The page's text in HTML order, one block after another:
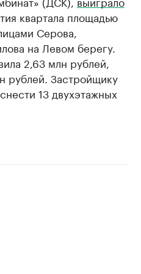
квартала площадью
Серова,
на Левом берегу.
2,63 млн рублей,
рублей. Застройщику
13 двухэтажных